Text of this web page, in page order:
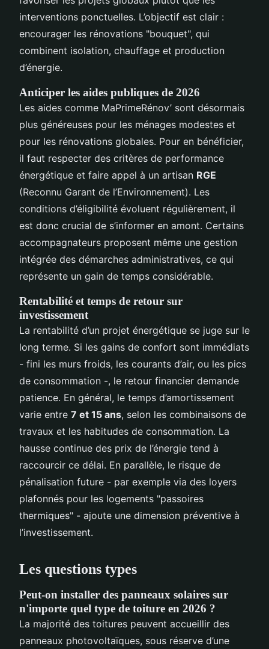
interventions ponctuelles. L’objectif est clair :
encourager les rénovations "bouquet", qui
combinent isolation, chauffage et production
d’énergie.
Anticiper les aides publiques de 2026
Les aides comme MaPrimeRénov’ sont désormais
plus généreuses pour les ménages modestes et
pour les rénovations globales. Pour en bénéficier,
il faut respecter des critères de performance
énergétique et faire appel à un artisan RGE
(Reconnu Garant de l’Environnement). Les
conditions d’éligibilité évoluent régulièrement, il
est donc crucial de s’informer en amont. Certains
accompagnateurs proposent même une gestion
intégrée des démarches administratives, ce qui
représente un gain de temps considérable.
Rentabilité et temps de retour sur
investissement
La rentabilité d’un projet énergétique se juge sur le
long terme. Si les gains de confort sont immédiats
- fini les murs froids, les courants d’air, ou les pics
de consommation -, le retour financier demande
patience. En général, le temps d’amortissement
varie entre 7 et 15 ans, selon les combinaisons de
travaux et les habitudes de consommation. La
hausse continue des prix de l’énergie tend à
raccourcir ce délai. En parallèle, le risque de
pénalisation future - par exemple via des loyers
plafonnés pour les logements "passoires
thermiques" - ajoute une dimension préventive à
l’investissement.
Les questions types
Peut-on installer des panneaux solaires sur
n'importe quel type de toiture en 2026 ?
La majorité des toitures peuvent accueillir des
panneaux photovoltaïques, sous réserve d’une